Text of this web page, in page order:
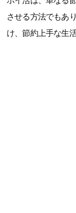
させる方法でもあ
け、節約上手な生